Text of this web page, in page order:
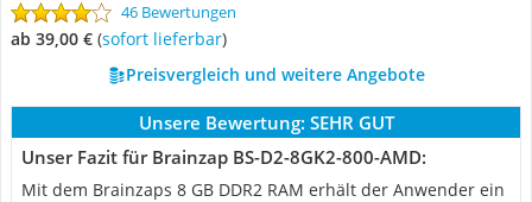
46 Bewertungen
ab 39,00 € ( Sofort lieferbar)
Preisvergleich und weitere Angebote
Unsere Bewertung: SEHR GUT
Unser Fazit für Brainzap BS-D2-8GK2-800-AMD:
Mit dem Brainzaps 8 GB DDR2 RAM erhält der Anwender ein